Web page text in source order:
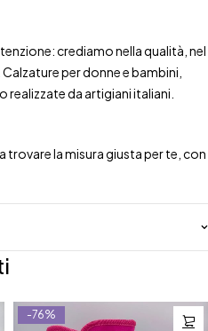
crediamo nella qualità, nel
per donne e bambini,
realizzate da artigiani italiani.
trovare la misura giusta per te, con
-76%